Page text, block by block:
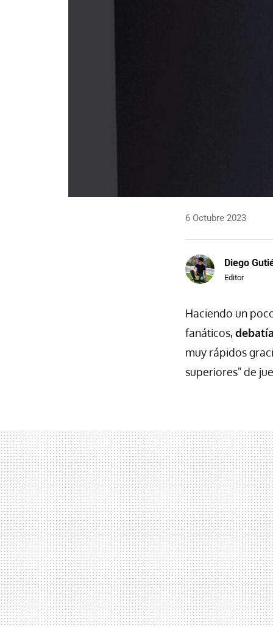
6 Octubre 2023
Diego
Editor
Haciendo un
fanáticos,
muy rápidos
superiores" de